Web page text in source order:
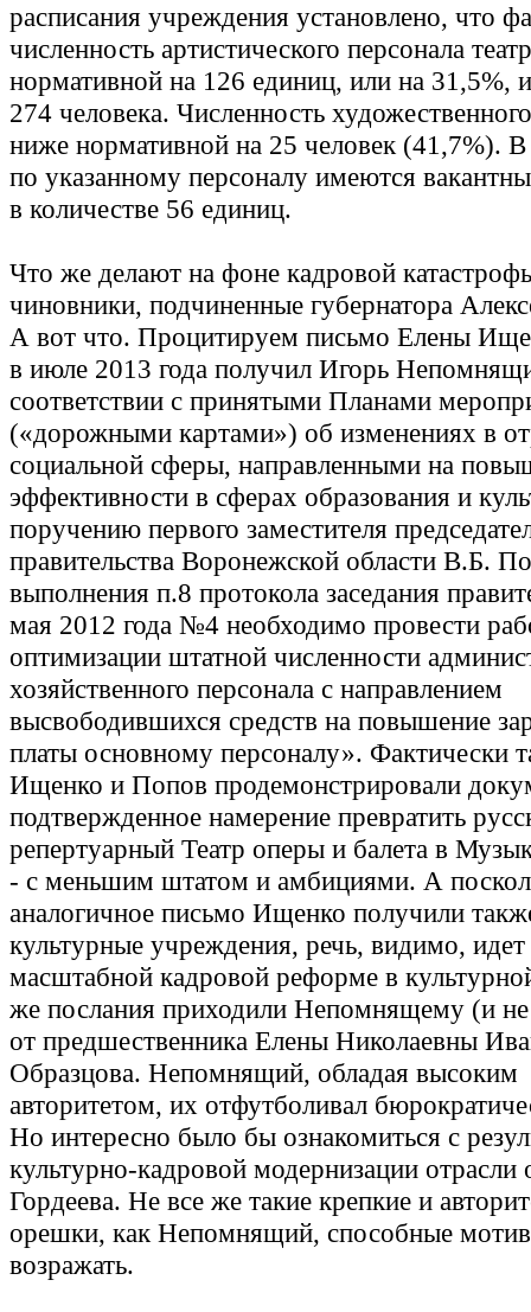
расписания учреждения установлено, что
численность артистического персонала
нормативной на 126 единиц, или на 31,5%, и
274 человека. Численность
ниже нормативной на 25 человек (41,7%).
по указанному персоналу имеются
в количестве 56 единиц.
Что же делают на фоне кадровой
чиновники, подчиненные губернатора
А вот что. Процитируем письмо Елены
в июле 2013 года получил Игорь
соответствии с принятыми Планами
(«дорожными картами») об изменениях в
социальной сферы, направленными на
эффективности в сферах образования и
поручению первого заместителя
правительства Воронежской области В.Б.
выполнения п.8 протокола заседания
мая 2012 года №4 необходимо провести
оптимизации штатной численности
хозяйственного персонала с направлением
высвободившихся средств на повышение
платы основному персоналу». Фактически
Ищенко и Попов продемонстрировали
подтвержденное намерение превратить
репертуарный Театр оперы и балета в
- с меньшим штатом и амбициями. А
аналогичное письмо Ищенко получили
культурные учреждения, речь, видимо,
масштабной кадровой реформе в
же послания приходили Непомнящему (и
от предшественника Елены Николаевны
Образцова. Непомнящий, обладая высоким
авторитетом, их отфутболивал
Но интересно было бы ознакомиться с
культурно-кадровой модернизации отрасли
Гордеева. Не все же такие крепкие и
орешки, как Непомнящий, способные
возражать.